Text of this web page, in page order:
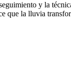
y la
que la lluvia